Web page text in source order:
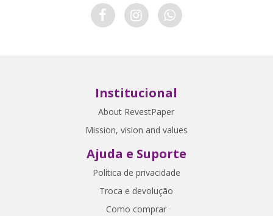
Institucional
About RevestPaper
Mission, vision and values
Ajuda e Suporte
Política de privacidade
Troca e devolução
Como comprar